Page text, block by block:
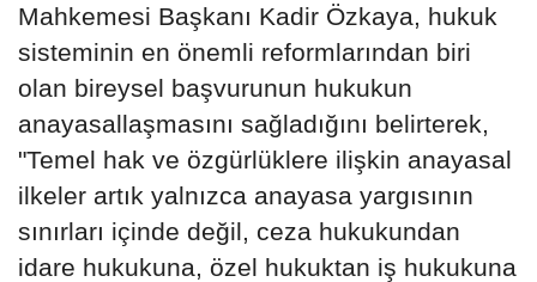
Mahkemesi Başkanı Kadir Özkaya, hukuk
sisteminin en önemli reformlarından biri
olan bireysel başvurunun hukukun
anayasallaşmasını sağladığını belirterek,
"Temel hak ve özgürlüklere ilişkin anayasal
ilkeler artık yalnızca anayasa yargısının
sınırları içinde değil, ceza hukukundan
idare hukukuna, özel hukuktan iş hukukuna